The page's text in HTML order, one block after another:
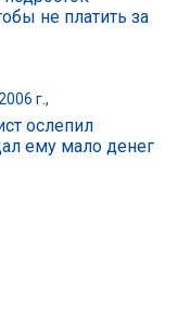
не платить за
г.,
ослепил
ему мало денег